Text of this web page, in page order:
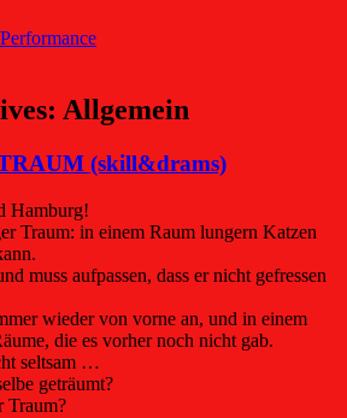
Allgemein
(skill&drams)
Hamburg!
Traum: in einem Raum lungern Katzen
muss aufpassen, dass er nicht gefressen
wieder von vorne an, und in einem
die es vorher noch nicht gab.
seltsam …
geträumt?
Traum?